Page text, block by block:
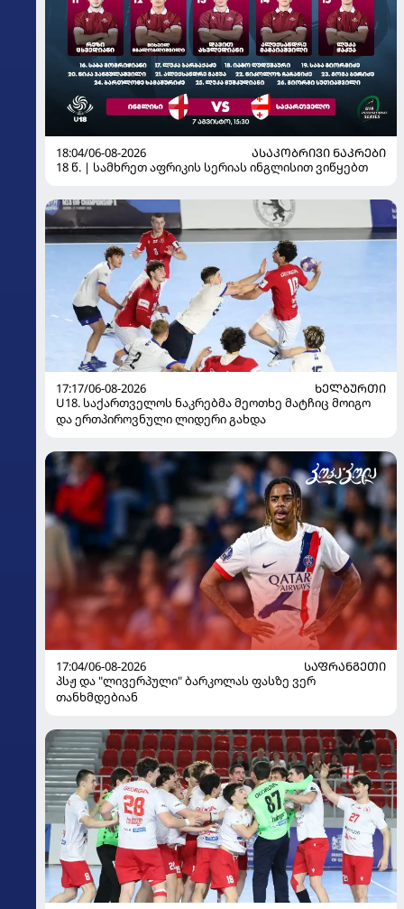
18:04/06-08-2026
ᲐᲡᲐᲙᲝᲑᲠᲘᲕᲘ ᲜᲐᲙᲠᲔᲑᲘ
18 წ. | სამხრეთ აფრიკის სერიას ინგლისით ვიწყებთ
17:17/06-08-2026
ᲮᲔᲚᲑᲣᲠᲗᲘ
U18. საქართველოს ნაკრებმა მეოთხე მატჩიც მოიგო
და ერთპიროვნული ლიდერი გახდა
17:04/06-08-2026
ᲡᲐᲤᲠᲐᲜᲒᲔᲗᲘ
პსჟ და "ლივერპული" ბარკოლას ფასზე ვერ
თანხმდებიან